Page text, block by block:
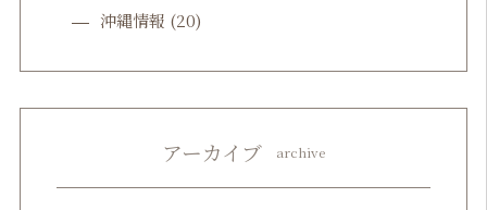
沖縄情報 (20)
アーカイブ archive